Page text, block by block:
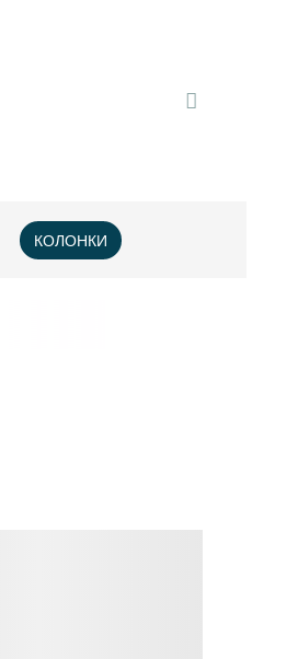
КОЛОНКИ